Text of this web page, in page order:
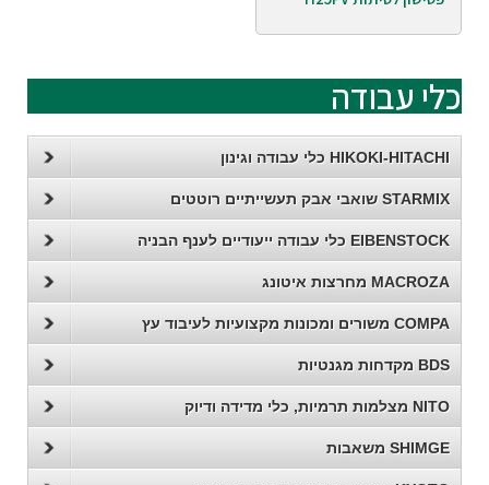
כלי עבודה
HIKOKI-HITACHI כלי עבודה וגינון
STARMIX שואבי אבק תעשייתיים רוטטים
EIBENSTOCK כלי עבודה ייעודיים לענף הבניה
MACROZA מחרצות איטונג
COMPA משורים ומכונות מקצועיות לעיבוד עץ
BDS מקדחות מגנטיות
NITO מצלמות תרמיות, כלי מדידה ודיוק
SHIMGE משאבות